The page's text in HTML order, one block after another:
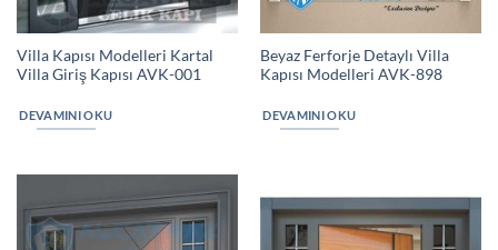
Villa Kapısı Modelleri Kartal
Villa Giriş Kapısı AVK-001
DEVAMINI OKU
Beyaz Ferforje Detaylı Villa
Kapısı Modelleri AVK-898
DEVAMINI OKU